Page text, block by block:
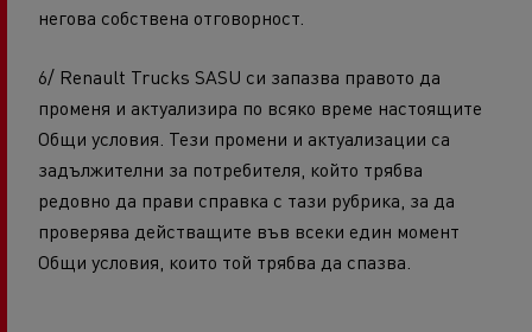
негова собствена отговорност.
6/ Renault Trucks SASU си запазва правото да
променя и актуализира по всяко време настоящите
Общи условия. Тези промени и актуализации са
задължителни за потребителя, който трябва
редовно да прави справка с тази рубрика, за да
проверява действащите във всеки един момент
Общи условия, които той трябва да спазва.